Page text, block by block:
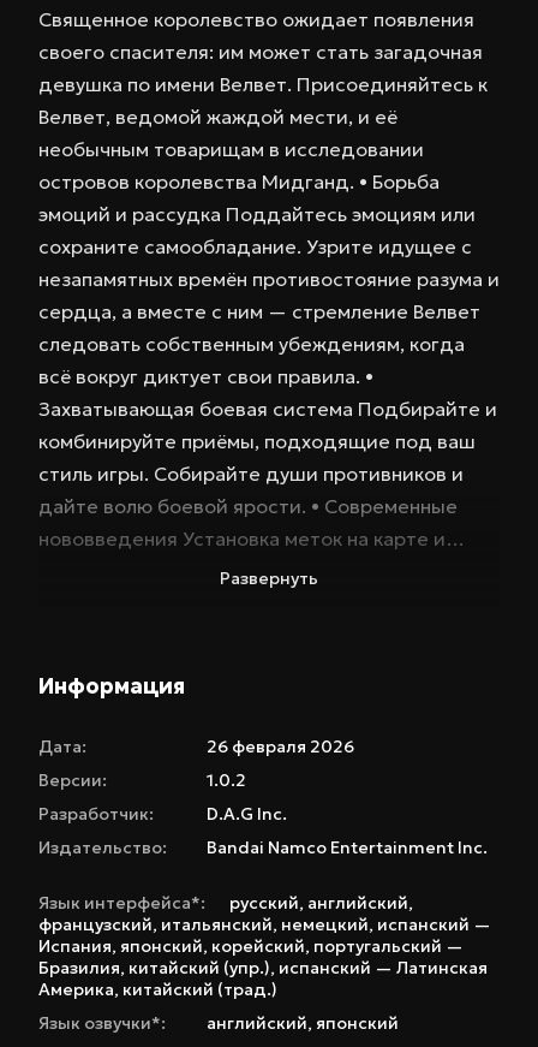
Священное королевство ожидает появления
своего спасителя: им может стать загадочная
девушка по имени Велвет. Присоединяйтесь к
Велвет, ведомой жаждой мести, и её
необычным товарищам в исследовании
островов королевства Мидганд. • Борьба
эмоций и рассудка Поддайтесь эмоциям или
сохраните самообладание. Узрите идущее с
незапамятных времён противостояние разума и
сердца, а вместе с ним — стремление Велвет
следовать собственным убеждениям, когда
всё вокруг диктует свои правила. •
Захватывающая боевая система Подбирайте и
комбинируйте приёмы, подходящие под ваш
стиль игры. Собирайте души противников и
дайте волю боевой ярости. • Современные
нововведения Установка меток на карте и
отключение случайных стычек с противниками
начала игры. Всё это — в обновлённой версии! •
года. Вам станет доступна целая
сокровищница дополнений, среди которых —
костюмы из других игр серии и полезные
предметы.
Развернуть
Информация
Дата:
26 февраля 2026
Версии:
1.0.2
Разработчик:
D.A.G Inc.
Издательство:
Bandai Namco Entertainment Inc.
Язык интерфейса*: русский, английский,
французский, итальянский, немецкий, испанский —
Испания, японский, корейский, португальский —
Бразилия, китайский (упр.), испанский — Латинская
Америка, китайский (трад.)
Язык озвучки*:
английский, японский